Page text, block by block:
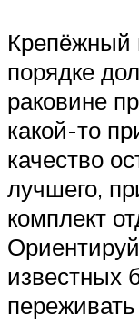
Крепёжный
порядке
раковине
какой-то
качество
лучшего,
комплект
известных